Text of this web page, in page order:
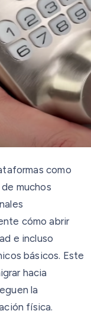
como
muchos
cómo abrir
e incluso
básicos. Este
hacia
la
física.